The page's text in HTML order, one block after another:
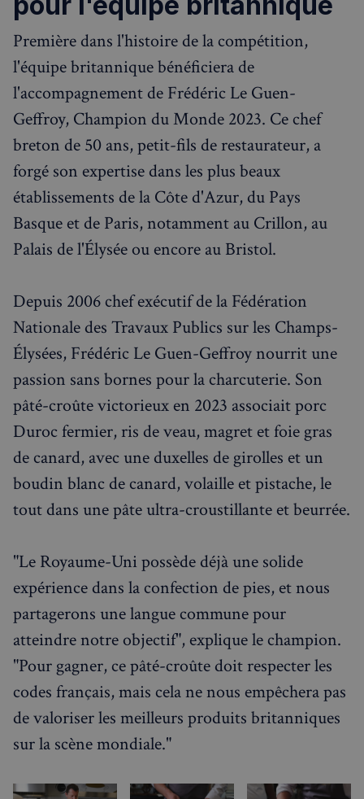
Première dans l'histoire de la compétition,
l'équipe britannique bénéficiera de
l'accompagnement de Frédéric Le Guen-
Geffroy, Champion du Monde 2023. Ce chef
breton de 50 ans, petit-fils de restaurateur, a
forgé son expertise dans les plus beaux
établissements de la Côte d'Azur, du Pays
Basque et de Paris, notamment au Crillon, au
Palais de l'Élysée ou encore au Bristol.
Depuis 2006 chef exécutif de la Fédération
Nationale des Travaux Publics sur les Champs-
Élysées, Frédéric Le Guen-Geffroy nourrit une
passion sans bornes pour la charcuterie. Son
pâté-croûte victorieux en 2023 associait porc
Duroc fermier, ris de veau, magret et foie gras
de canard, avec une duxelles de girolles et un
boudin blanc de canard, volaille et pistache, le
tout dans une pâte ultra-croustillante et beurrée.
"Le Royaume-Uni possède déjà une solide
expérience dans la confection de pies, et nous
partagerons une langue commune pour
atteindre notre objectif", explique le champion.
"Pour gagner, ce pâté-croûte doit respecter les
codes français, mais cela ne nous empêchera pas
de valoriser les meilleurs produits britanniques
sur la scène mondiale."